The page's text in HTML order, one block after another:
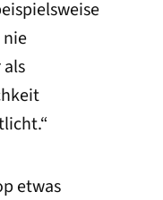
nie
etwas